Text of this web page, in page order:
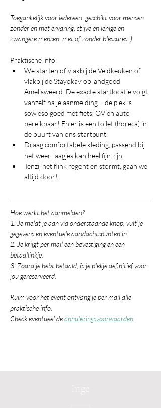
Toegankelijk voor iedereen: geschikt voor mensen
zonder en met ervaring, stijve en lenige en
zwangere mensen, met of zonder blessures :)
Praktische info:
We starten of vlakbij de Veldkeuken of
vlakbij de Stayokay op landgoed
Amelisweerd. De exacte startlocatie volgt
vanzelf na je aanmelding  - de plek is
sowieso goed met fiets, OV en auto
bereikbaar! En er is een toilet (horeca) in
de buurt van ons startpunt.
Draag comfortabele kleding, passend bij
het weer, laagjes kan heel fijn zijn.
Tenzij het flink regent en stormt, gaan we
altijd door!
Hoe werkt het aanmelden?
1. Je meldt je aan via onderstaande knop, vult je
gegevens en eventuele aandachtspunten in.
2. Je krijgt per mail een bevestiging en een
betaallinkje.
3. Zodra je hebt betaald, is je plekje definitief voor
jou gereserveerd.
Ruim voor het event ontvang je per mail alle
praktische info.
Check eventueel de annuleringsvoorwaarden
Inge